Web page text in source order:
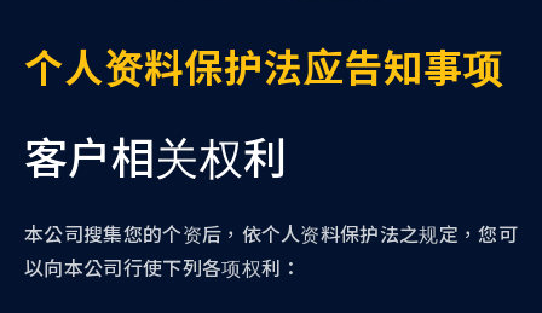
个人资料保护法应告知事项
客户相关权利
本公司搜集您的个资后，依个人资料保护法之规定，您可
以向本公司行使下列各项权利：